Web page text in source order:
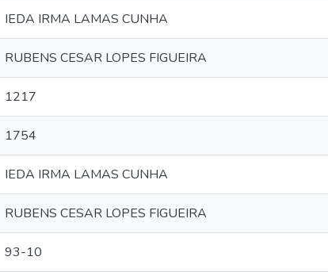
IEDA IRMA LAMAS CUNHA
RUBENS CESAR LOPES FIGUEIRA
1217
1754
IEDA IRMA LAMAS CUNHA
RUBENS CESAR LOPES FIGUEIRA
93-10